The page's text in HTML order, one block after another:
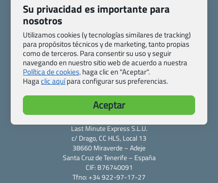
Quienes somos
Contacto
Pasaporte, Visado, Salud y otras disposiciones específicas
Blog de Viajes.com
Registro de agencias
Preguntas frecuentes
Condiciones generales
Política de privacidad y cookies
Transparencia
Todas las páginas – sitemap
Viajes.com
Last Minute Express S.L.U.
c/ Drago, CC HLS, Local 13
38660 Miraverde – Adeje
Santa Cruz de Tenerife – España
CIF: B76740091
Tfno: +34 922-97-17-27
Su privacidad es importante para
nosotros
Utilizamos cookies (y tecnologías similares de tracking)
para propósitos técnicos y de marketing, tanto propias
como de terceros. Para consentir su uso y seguir
navegando en nuestro sitio web de acuerdo a nuestra
Política de cookies,haga clic en "Aceptar".
Hagaclic aquípara configurar sus preferencias.
Aceptar